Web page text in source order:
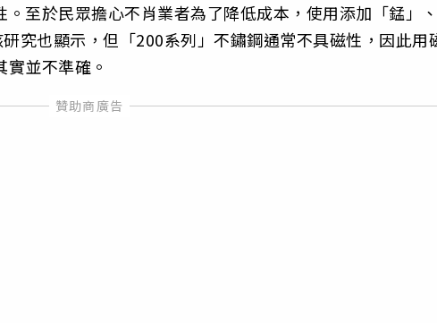
至於民眾擔心不肖業者為了降低成本，使用添加「錳」、
究也顯示，但「200系列」不鏽鋼通常不具磁性，因此用
並不準確。